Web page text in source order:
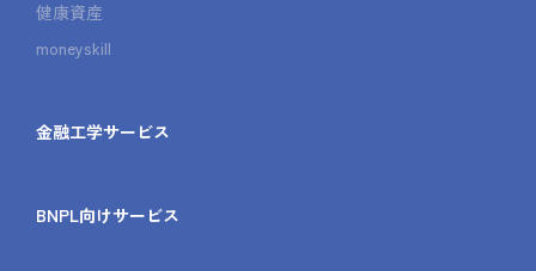
健康資産
moneyskill
金融工学サービス
BNPL向けサービス